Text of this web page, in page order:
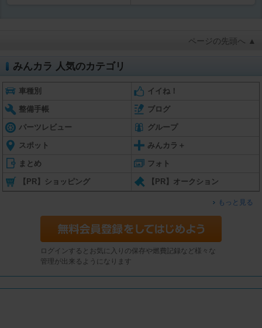
ページの先頭へ ▲
みんカラ 人気のカテゴリ
車種別 イイね！
整備手帳 ブログ
パーツレビュー グループ
スポット みんカラ＋
まとめ フォト
【PR】ショッピング 【PR】オークション
もっと見る
ログインするとお気に入りの保存や燃費記録など様々な
管理が出来るようになります